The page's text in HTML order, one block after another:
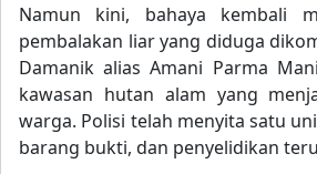
Namun kini, bahaya kembali
pembalakan liar yang diduga
Damanik alias Amani Parma
kawasan hutan alam yang
warga. Polisi telah menyita satu
barang bukti, dan penyelidikan